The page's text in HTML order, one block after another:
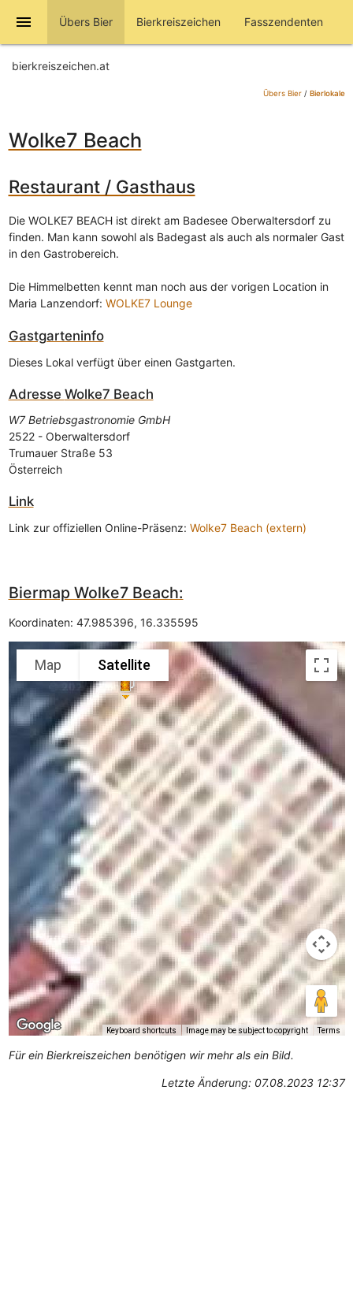
menu Übers Bier Bierkreiszeichen Fasszendenten
bierkreiszeichen.at
Übers Bier/ Bierlokale
Wolke7 Beach
Restaurant / Gasthaus
Die WOLKE7 BEACH ist direkt am Badesee Oberwaltersdorf zu
finden. Man kann sowohl als Badegast als auch als normaler Gast
in den Gastrobereich.
Die Himmelbetten kennt man noch aus der vorigen Location in
Maria Lanzendorf: WOLKE7 Lounge
Gastgarteninfo
Dieses Lokal verfügt über einen Gastgarten.
Adresse Wolke7 Beach
W7 Betriebsgastronomie GmbH
2522- Oberwaltersdorf
Trumauer Straße 53
Österreich
Link
Link zur offiziellen Online-Präsenz: Wolke7 Beach (extern)
Biermap Wolke7 Beach:
Koordinaten: 47.985396, 16.335595
Map Satellite
Keyboard shortcuts Image may be subject to copyright Terms
Für ein Bierkreiszeichen benötigen wir mehr als ein Bild.
Letzte Änderung: 07.08.2023 12:37